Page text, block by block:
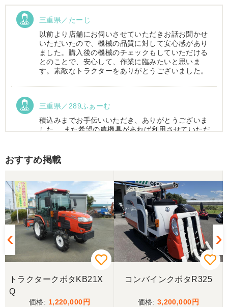
三重県／たーじ
以前より店舗にお伺いさせていただきお話お聞かせ
いただいたので、機械の品質に対して安心感があり
ました。購入後の機械のチェックもしていただける
とのことで、安心して、作業に臨みたいと思いま
す。素敵なトラクターをありがとうございました。
三重県／289ふぁーむ
積込みまでお手伝いいただき、ありがとうございま
した。 また希望の農機具があれば利用させていただ
この度はお世話になりました。また、機会があれば
よろしくお願いします。
三重県／ユウスケ
購入から引き取りまでスムーズでした。ありがとう
ございました。
当方の要望に対して、素早く対応していただき感謝
おすすめ掲載
トラクタークボタKB21X
Q
1,220,000
コンバインクボタR325
3,200,000